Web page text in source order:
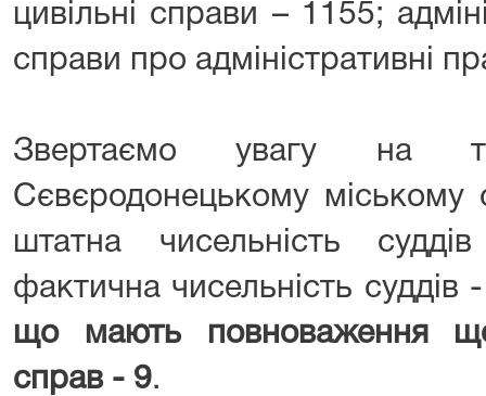
цивільні справи – 1155;
справи про адміністративні
Звертаємо увагу
Сєвєродонецькому міському
штатна чисельність
фактична чисельність суддів
що мають повноваження
справ - 9.